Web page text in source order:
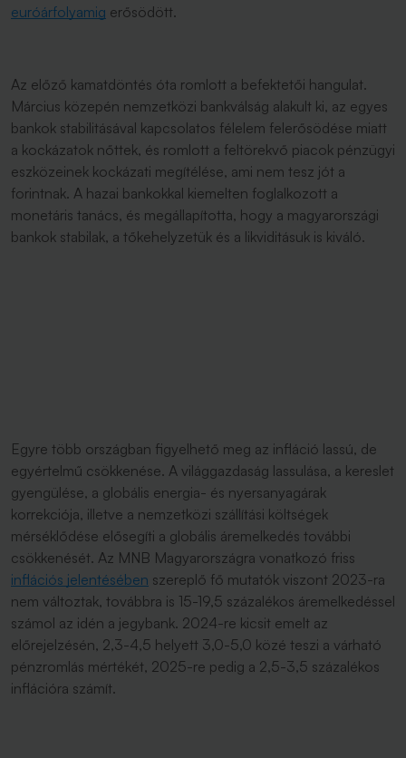
euróárfolyamig erősödött.
Az előző kamatdöntés óta romlott a befektetői hangulat.
Március közepén nemzetközi bankválság alakult ki, az egyes
bankok stabilitásával kapcsolatos félelem felerősödése miatt
a kockázatok nőttek, és romlott a feltörekvő piacok pénzügyi
eszközeinek kockázati megítélése, ami nem tesz jót a
forintnak. A hazai bankokkal kiemelten foglalkozott a
monetáris tanács, és megállapította, hogy a magyarországi
bankok stabilak, a tőkehelyzetük és a likviditásuk is kiváló.
Egyre több országban figyelhető meg az infláció lassú, de
egyértelmű csökkenése. A világgazdaság lassulása, a kereslet
gyengülése, a globális energia- és nyersanyagárak
korrekciója, illetve a nemzetközi szállítási költségek
mérséklődése elősegíti a globális áremelkedés további
csökkenését. Az MNB Magyarországra vonatkozó friss
inflációs jelentésében szereplő fő mutatók viszont 2023-ra
nem változtak, továbbra is 15-19,5 százalékos áremelkedéssel
számol az idén a jegybank. 2024-re kicsit emelt az
előrejelzésén, 2,3-4,5 helyett 3,0-5,0 közé teszi a várható
pénzromlás mértékét, 2025-re pedig a 2,5-3,5 százalékos
inflációra számít.